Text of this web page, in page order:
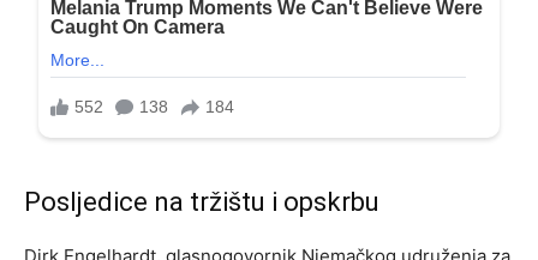
Posljedice na tržištu i opskrbu
Dirk Engelhardt, glasnogovornik Njemačkog udruženja za